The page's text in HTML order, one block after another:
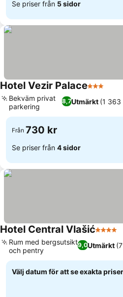
Se priser från 5 sidor
Hotel Vezir Palace3 Stjärnor
8,7Utmärkt (1
Bekväm privat
parkering
Från 730 kr
Se priser från 4 sidor
Hotel Central Vlašić4
9,0Utmärkt
Rum med bergsutsikt
och pentry
Välj datum för att se exakta priser